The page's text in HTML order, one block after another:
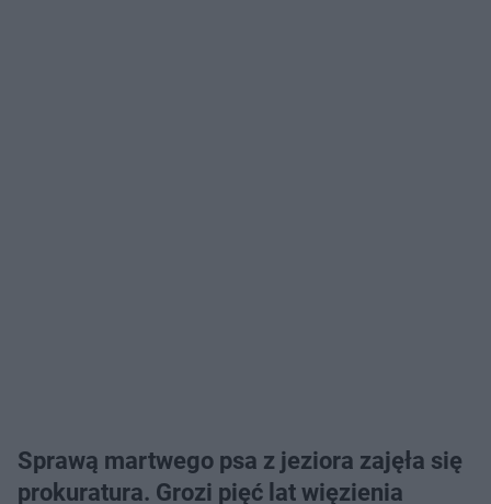
Sprawą martwego psa z jeziora zajęła się
prokuratura. Grozi pięć lat więzienia